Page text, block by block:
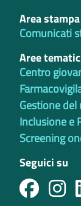
Area stampa
Comunicati
Aree
Centro
Gestione del
Inclusione e
Screening
Seguici su